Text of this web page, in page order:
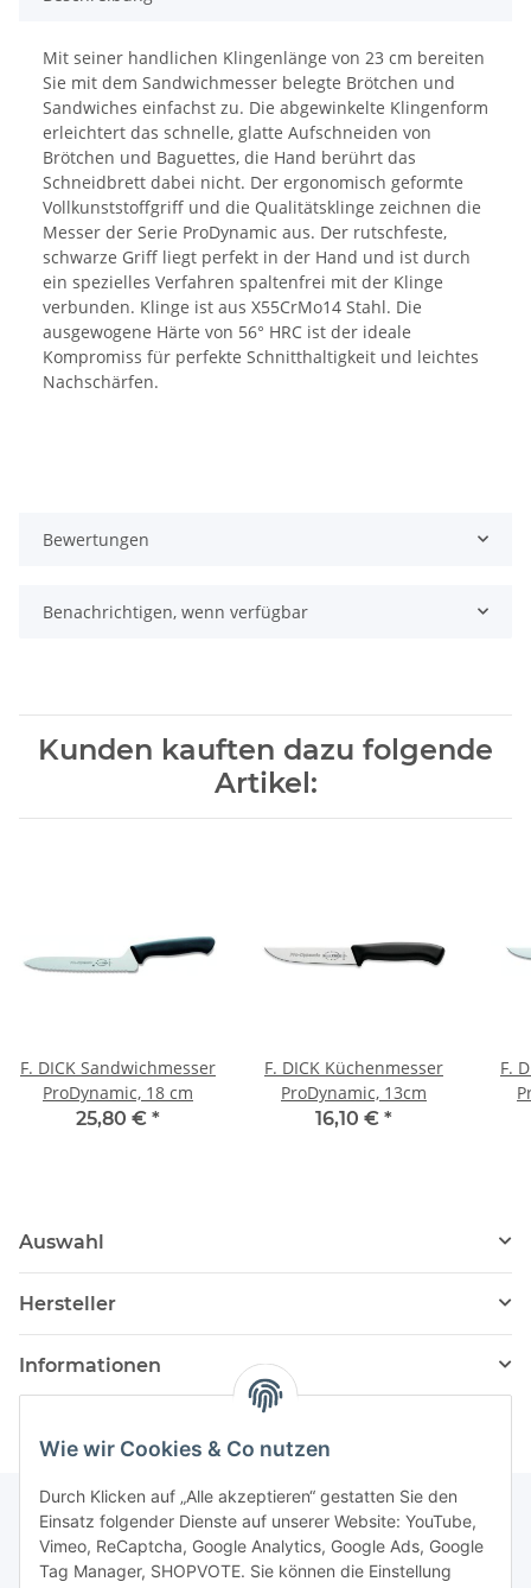
Wie wir Cookies & Co nutzen
Durch Klicken auf „Alle akzeptieren“ gestatten Sie den
Einsatz folgender Dienste auf unserer Website: YouTube,
Vimeo, ReCaptcha, Google Analytics, Google Ads, Google
Tag Manager, SHOPVOTE. Sie können die Einstellung
Mit seiner handlichen Klingenlänge von 23 cm bereiten
Sie mit dem Sandwichmesser belegte Brötchen und
Sandwiches einfachst zu. Die abgewinkelte Klingenform
erleichtert das schnelle, glatte Aufschneiden von
Brötchen und Baguettes, die Hand berührt das
Schneidbrett dabei nicht. Der ergonomisch geformte
Vollkunststoffgriff und die Qualitätsklinge zeichnen die
Messer der Serie ProDynamic aus. Der rutschfeste,
schwarze Griff liegt perfekt in der Hand und ist durch
ein spezielles Verfahren spaltenfrei mit der Klinge
verbunden. Klinge ist aus X55CrMo14 Stahl. Die
ausgewogene Härte von 56° HRC ist der ideale
Kompromiss für perfekte Schnitthaltigkeit und leichtes
Nachschärfen.
Bewertungen
Benachrichtigen, wenn verfügbar
Kunden kauften dazu folgende
Artikel:
F. DICK Sandwichmesser
ProDynamic, 18 cm
25,80 € *
F. DICK Küchenmesser
ProDynamic, 13cm
16,10 € *
F.
Auswahl
Hersteller
Informationen
Newsletter Abonnieren